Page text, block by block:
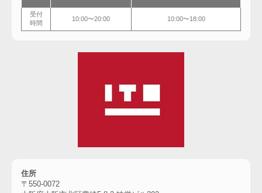
受付
時間
10:00〜20:00 10:00〜18:00
住所
〒550-0072